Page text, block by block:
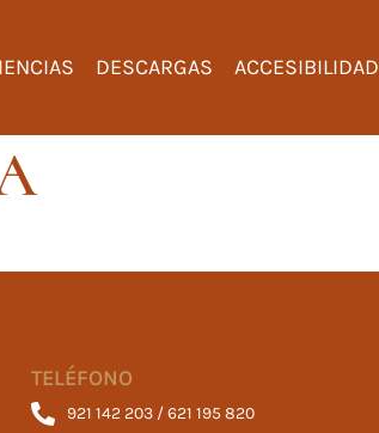
DESCARGAS ACCESIBILIDAD
TELÉFONO
921 142 203 / 621 195 820